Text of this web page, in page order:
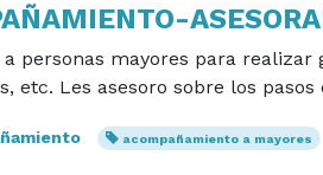
personas mayores para
etc. Les asesoro sobre los
acompañamiento a mayores